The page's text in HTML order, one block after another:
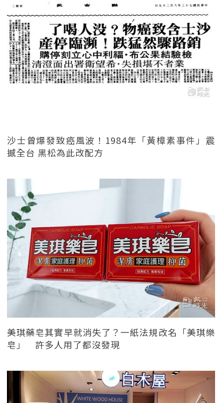
沙士曾爆發致癌風波！1984年「黃樟素事件」震
撼全台 黑松為此改配方
美琪藥皂其實早就消失了？一紙法規改名「美琪樂
皂」 許多人用了都沒發現